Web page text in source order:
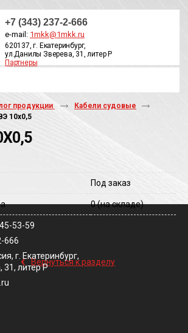
+7 (343) 237-2-666
e-mail: 1mkk@1mkk.ru
620137, г. Екатеринбург,
ул.Данилы Зверева, 31, литер Р
Партнеры
продукции
Кабели судовые
10х0,5
Под заказ
0(на складе)
‹ Вернуться к разделу
53-59
666
г. Екатеринбург,
литер Р